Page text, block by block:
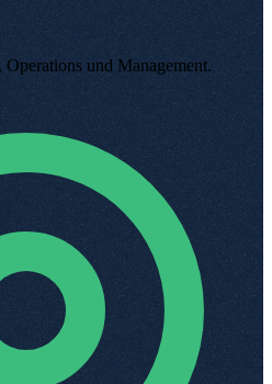
und Management.